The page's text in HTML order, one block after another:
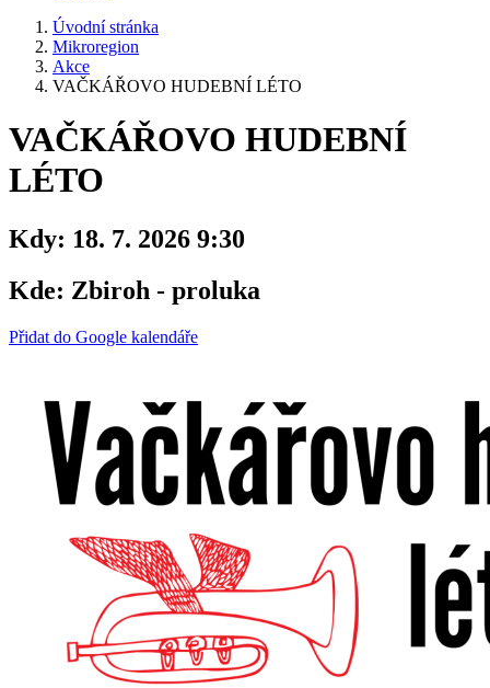
Úvodní stránka
Mikroregion
Akce
VAČKÁŘOVO HUDEBNÍ LÉTO
VAČKÁŘOVO HUDEBNÍ
LÉTO
Kdy: 18. 7. 2026 9:30
Kde: Zbiroh - proluka
Přidat do Google kalendáře